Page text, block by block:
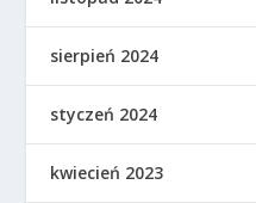
sierpień 2024
styczeń 2024
kwiecień 2023